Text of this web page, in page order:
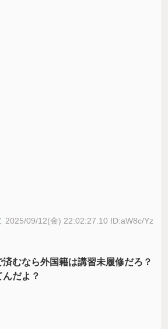
2025/09/12(金) 22:02:27.10 ID:aW8c/Yz
むなら外国籍は講習未履修だろ？
だよ？